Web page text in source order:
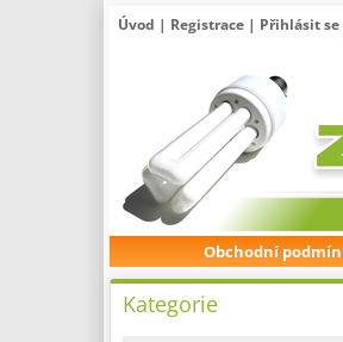
Úvod | Registrace | Přihlásit se
Obchodní
Kategorie